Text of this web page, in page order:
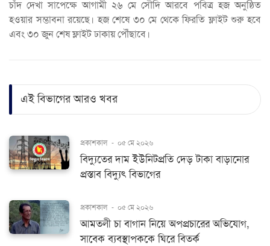
চাঁদ দেখা সাপেক্ষে আগামী ২৬ মে সৌদি আরবে পবিত্র হজ অনুষ্ঠিত
হওয়ার সম্ভাবনা রয়েছে। হজ শেষে ৩০ মে থেকে ফিরতি ফ্লাইট শুরু হবে
এবং ৩০ জুন শেষ ফ্লাইট ঢাকায় পৌঁছাবে।
এই বিভাগের আরও খবর
প্রকাশকাল - ০৫ মে ২০২৬
বিদ্যুতের দাম ইউনিটপ্রতি দেড় টাকা বাড়ানোর
প্রস্তাব বিদ্যুৎ বিভাগের
প্রকাশকাল - ০৫ মে ২০২৬
আমতলী চা বাগান নিয়ে অপপ্রচারের অভিযোগ,
সাবেক ব্যবস্থাপককে ঘিরে বিতর্ক ​​​​​​​